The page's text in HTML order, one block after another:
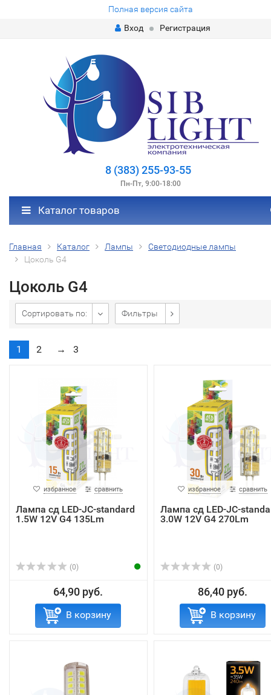
Полная версия сайта
Вход
Регистрация
8 (383) 255-93-55
Пн-Пт, 9:00-18:00
Каталог товаров
Главная Каталог Лампы
Светодиодные лампы
Цоколь G4
Цоколь G4
Сортировать по: Фильтры
1 2 → 3
избранное сравнить
Лампа сд LED-JC-standard
1.5W 12V G4 135Lm
(0)
64,90 руб.
В корзину
избранное сравнить
Лампа сд LED-JC-
3.0W 12V G4 270Lm
(0)
86,40 руб.
В корзину